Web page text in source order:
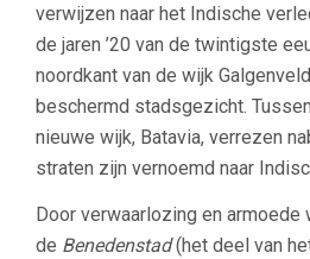
verwijzen naar het Indische
de jaren ’20 van de twintigste
noordkant van de wijk
beschermd stadsgezicht.
nieuwe wijk, Batavia, verrezen
straten zijn vernoemd naar
Door verwaarlozing en armoede
de Benedenstad(het deel van